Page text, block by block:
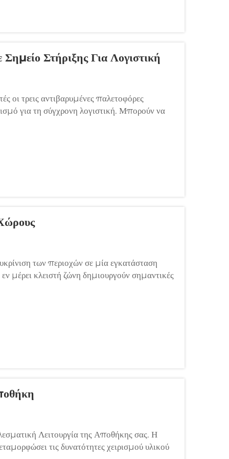
Στήριξης Για Λογιστική
οι τρεις αντιβαρυμένες παλετοφόρες
για τη σύγχρονη λογιστική. Μπορούν να
καθώς οι τρισσήμειες διατάξεις
των περιοχών σε μία εγκατάσταση
μέρει κλειστή ζώνη δημιουργούν σημαντικές
οι περιοχές πρέπει να ληφθούν υπόψη ως
Λειτουργία της Αποθήκης σας. Η
τις δυνατότητες χειρισμού υλικού